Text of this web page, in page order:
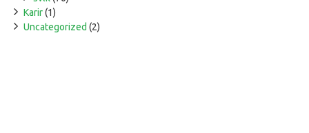
Karir(1)
Uncategorized (2)